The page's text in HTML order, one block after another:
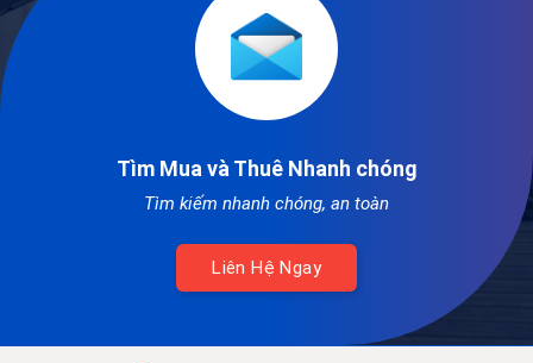
Tìm Mua và Thuê Nhanh chóng
Tìm kiếm nhanh chóng, an toàn
Liên Hệ Ngay